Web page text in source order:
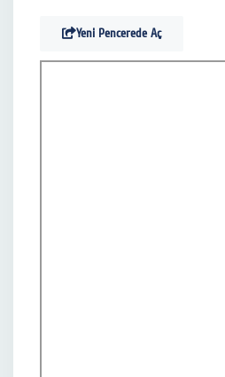
Yeni Pencerede Aç